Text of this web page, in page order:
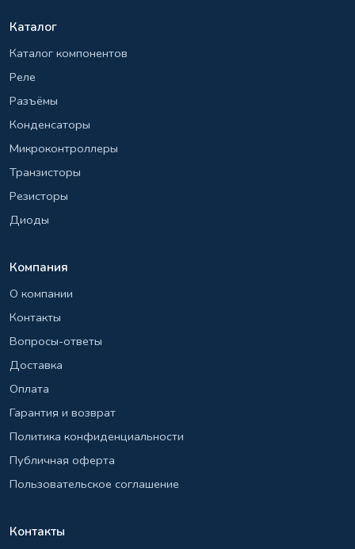
Каталог
Каталог компонентов
Реле
Разъёмы
Конденсаторы
Микроконтроллеры
Транзисторы
Резисторы
Диоды
Компания
О компании
Контакты
Вопросы-ответы
Доставка
Оплата
Гарантия и возврат
Политика конфиденциальности
Публичная оферта
Пользовательское соглашение
Контакты